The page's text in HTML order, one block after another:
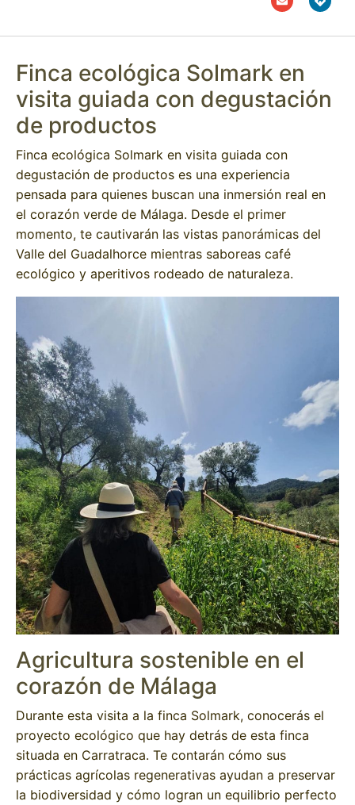
Finca ecológica Solmark en
visita guiada con degustación
de productos
Finca ecológica Solmark en visita guiada con
degustación de productos es una experiencia
pensada para quienes buscan una inmersión real en
el corazón verde de Málaga. Desde el primer
momento, te cautivarán las vistas panorámicas del
Valle del Guadalhorce mientras saboreas café
ecológico y aperitivos rodeado de naturaleza.
Agricultura sostenible en el
corazón de Málaga
Durante esta visita a la finca Solmark, conocerás el
proyecto ecológico que hay detrás de esta finca
situada en Carratraca. Te contarán cómo sus
prácticas agrícolas regenerativas ayudan a preservar
la biodiversidad y cómo logran un equilibrio perfecto